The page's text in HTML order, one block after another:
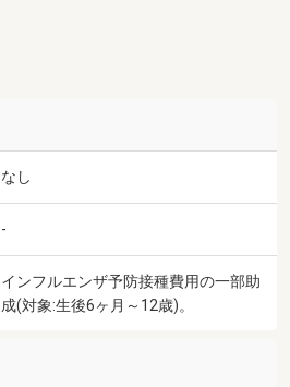
なし
-
インフルエンザ予防接種費用の一部助
成(対象:生後6ヶ月～12歳)。